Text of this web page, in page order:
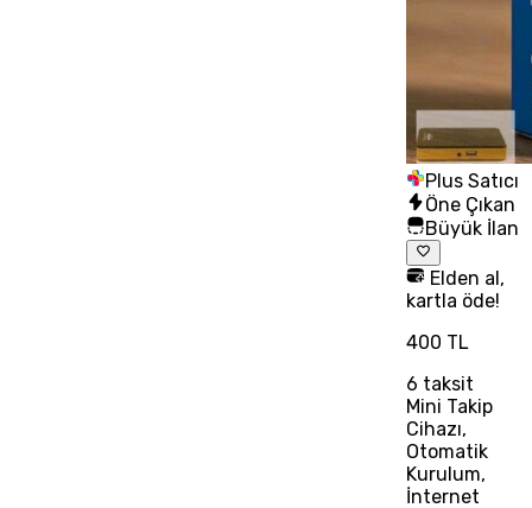
Plus Satıcı
Öne Çıkan
Büyük İlan
Elden al,
kartla öde!
400 TL
6 taksit
Mini Takip
Cihazı,
Otomatik
Kurulum,
İnternet